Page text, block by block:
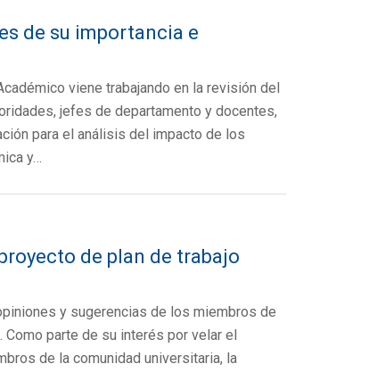
de su importancia e
viene trabajando en la revisión del
jefes de departamento y docentes,
para el análisis del impacto de los
y…
de plan de trabajo
y sugerencias de los miembros de
parte de su interés por velar el
de la comunidad universitaria, la